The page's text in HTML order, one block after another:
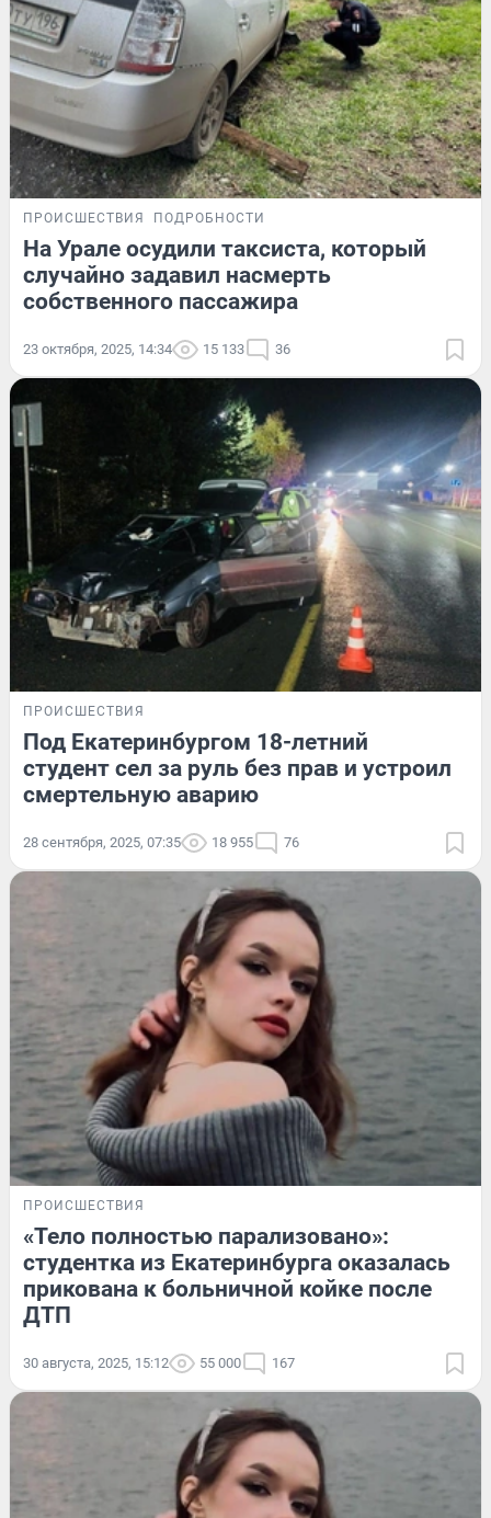
ПРОИСШЕСТВИЯ ПОДРОБНОСТИ
На Урале осудили таксиста, который
случайно задавил насмерть
собственного пассажира
23 октября, 2025, 14:34 15 133 36
ПРОИСШЕСТВИЯ
Под Екатеринбургом 18-летний
студент сел за руль без прав и устроил
смертельную аварию
28 сентября, 2025, 07:35 18 955 76
ПРОИСШЕСТВИЯ
«Тело полностью парализовано»:
студентка из Екатеринбурга оказалась
прикована к больничной койке после
ДТП
30 августа, 2025, 15:12 55 000 167